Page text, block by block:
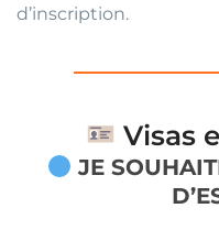
d’inscription.
Visas
JE